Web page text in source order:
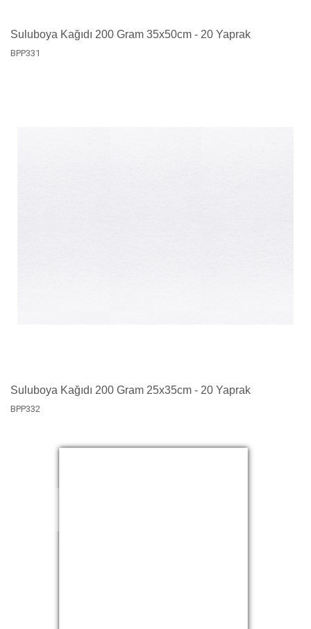
Suluboya Kağıdı 200 Gram 35x50cm - 20 Yaprak
BPP331
Suluboya Kağıdı 200 Gram 25x35cm - 20 Yaprak
BPP332